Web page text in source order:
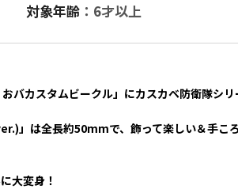
対象年齢 ：6才以上
バカスタムビークル」にカスカベ防衛隊シリ
」は全長約50mmで、飾って楽しい＆手こ
大変身！